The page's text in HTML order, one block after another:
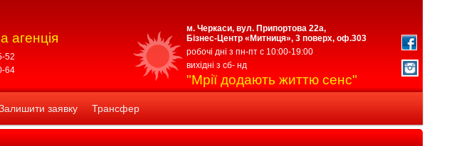
агенція
52
64
м. Черкаси, вул. Припортова 22а,
Бізнес-Центр «Митниця», 3 поверх, оф.303
робочі дні з пн-пт с 10:00-19:00
вихідні з сб- нд
"Мрії додають життю сенс"
заявку Трансфер